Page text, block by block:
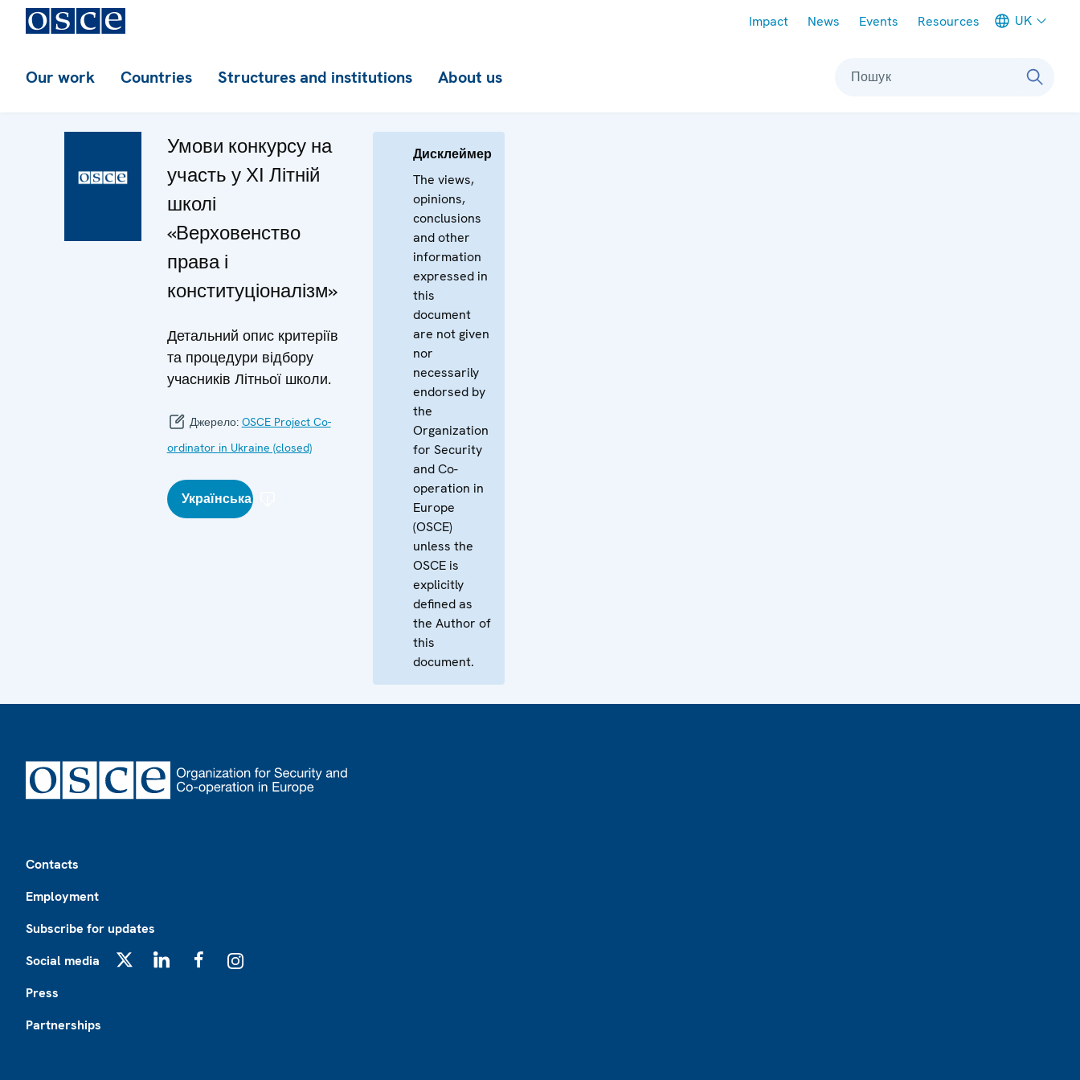
Impact News Events Resources UK
Our work Countries Structures and institutions About us Пошук
Умови конкурсу на
участь у ХІ Літній
школі
«Верховенство
права і
конституціоналізм»
Детальний опис критеріїв
та процедури відбору
учасників Літньої школи.
Джерело: OSCE Project Co-
ordinator in Ukraine (closed)
Українська
Дисклеймер
The views,
opinions,
conclusions
and other
information
expressed in
this
document
are not given
nor
necessarily
endorsed by
the
Organization
for Security
and Co-
operation in
Europe
(OSCE)
unless the
OSCE is
explicitly
defined as
the Author of
this
document.
Contacts
Employment
Subscribe for updates
Social media
Press
Partnerships